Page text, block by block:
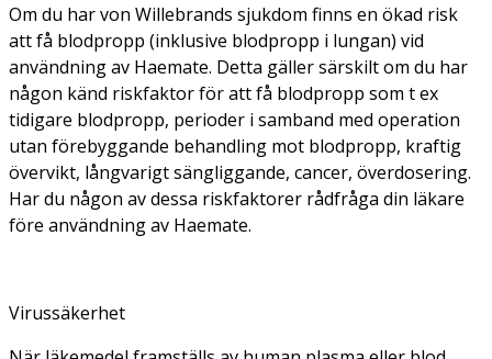
Om du har von Willebrands sjukdom finns en ökad risk
att få blodpropp (inklusive blodpropp i lungan) vid
användning av Haemate. Detta gäller särskilt om du har
någon känd riskfaktor för att få blodpropp som t ex
tidigare blodpropp, perioder i samband med operation
utan förebyggande behandling mot blodpropp, kraftig
övervikt, långvarigt sängliggande, cancer, överdosering.
Har du någon av dessa riskfaktorer rådfråga din läkare
före användning av Haemate.
Virussäkerhet